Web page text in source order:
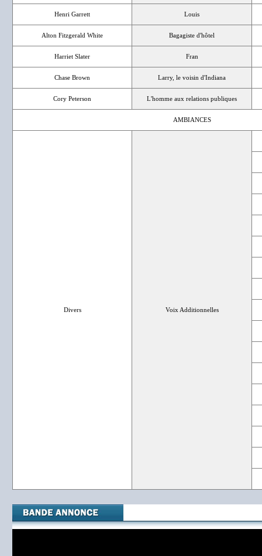
Henri Garrett Louis
Alton Fitzgerald White Bagagiste d'hôtel
Harriet Slater Fran
Chase Brown Larry, le voisin d'Indiana
Cory Peterson L'homme aux relations publiques
AMBIANCES
Divers Voix Additionnelles